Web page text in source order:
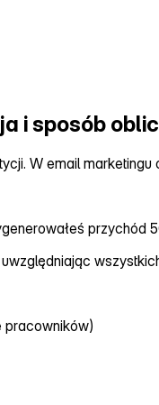
i sposób
W email
pracowników)